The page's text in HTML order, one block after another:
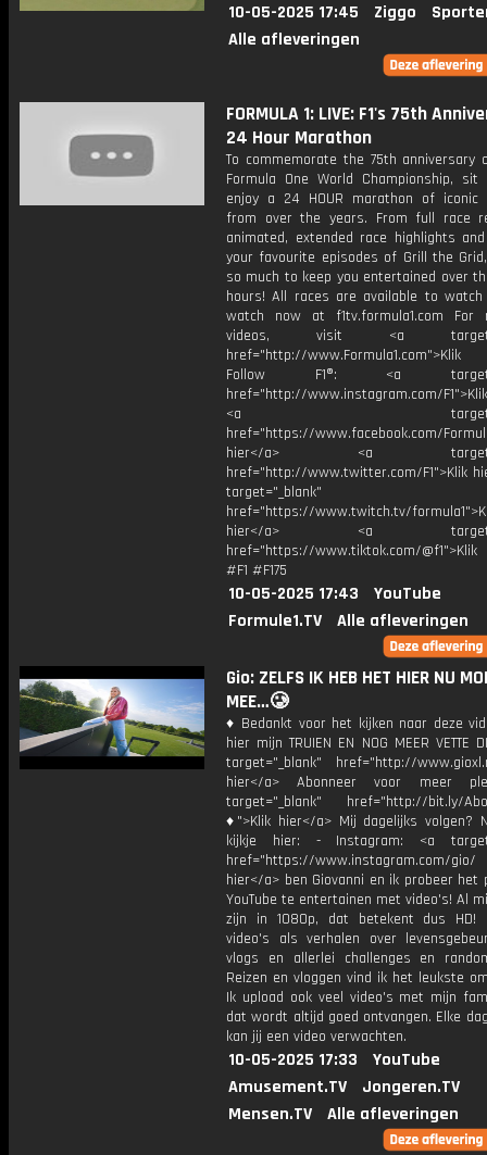
10-05-2025 17:45 Ziggo
Alle afleveringen
FORMULA 1: LIVE: F1's 75th
24 Hour Marathon
To commemorate the 75th anniversary
Formula One World Championship, sit
enjoy a 24 HOUR marathon of iconic
from over the years. From full race
animated, extended race highlights
your favourite episodes of Grill the
so much to keep you entertained over
hours! All races are available to watch
watch now at f1tv.formula1.com For
videos, visit <a
href="http://
Follow F1®: <a
href="http://www.instagram.com/
<a
href="https://www.facebook.com/
hier</a> <a
href="http://www.twitter.com/F1">Klik
target="_blank"
href="https://www.twitch.tv/
hier</a> <a
href="https://www.tiktok.com/
#F1 #F175
10-05-2025 17:43
YouTube
Formule1.TV
Alle afleveringen
Gio: ZELFS IK HEB HET HIER NU
MEE…🥲
♦ Bedankt voor het kijken naar deze
hier mijn TRUIEN EN NOG MEER VETTE
target="_blank" href="http://
hier</a> Abonneer voor meer
target="_blank" href="http://bit.ly/
♦">Klik hier</a> Mij dagelijks volgen?
kijkje hier: - Instagram: <a
href="https://www.instagram.com/
hier</a> ben Giovanni en ik probeer het
YouTube te entertainen met video's! Al
zijn in 1080p, dat betekent dus HD!
video's als verhalen over
vlogs en allerlei challenges en
Reizen en vloggen vind ik het leukste
Ik upload ook veel video's met mijn
dat wordt altijd goed ontvangen. Elke
kan jij een video verwachten.
10-05-2025 17:33
YouTube
Amusement.TV
Jongeren.TV
Mensen.TV
Alle afleveringen